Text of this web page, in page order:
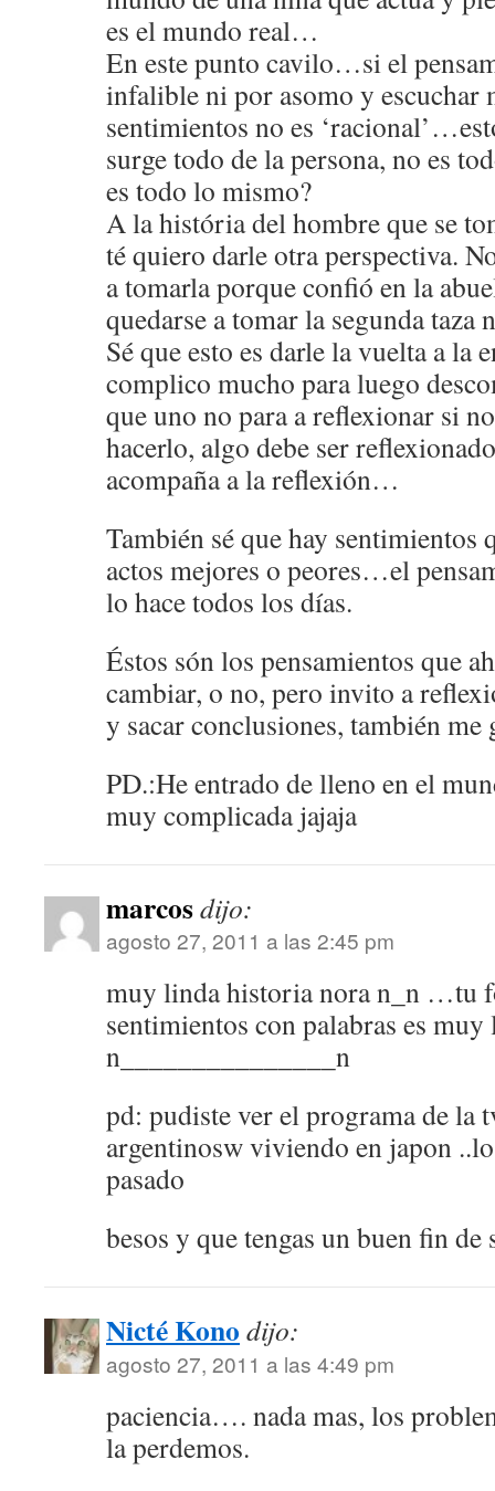
es el mundo real…
En este punto cavilo…si el
infalible ni por asomo y escuchar
sentimientos no es
surge todo de la persona, no es
es todo lo mismo?
A la história del hombre que se
té quiero darle otra perspectiva.
a tomarla porque confió en la
quedarse a tomar la segunda taza
Sé que esto es darle la vuelta a la
complico mucho para luego
que uno no para a reflexionar si
hacerlo, algo debe ser
acompaña a la reflexión…
También sé que hay sentimientos
actos mejores o peores…el
lo hace todos los días.
Éstos són los pensamientos que
cambiar, o no, pero invito a
y sacar conclusiones, también me
PD.:He entrado de lleno en el
muy complicada jajaja
marcosdijo:
agosto 27, 2011 a las 2:45 pm
muy linda historia nora n_n …tu
sentimientos con palabras es
n_______________n
pd: pudiste ver el programa de la
argentinosw viviendo en japon
pasado
besos y que tengas un buen fin de
Nicté Kono dijo:
agosto 27, 2011 a las 4:49 pm
paciencia…. nada mas, los
la perdemos.